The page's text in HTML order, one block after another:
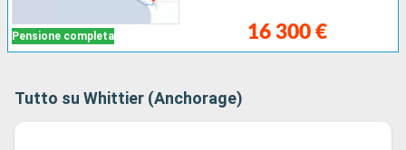
Pensione completa 16 300 €
Tutto su Whittier (Anchorage)